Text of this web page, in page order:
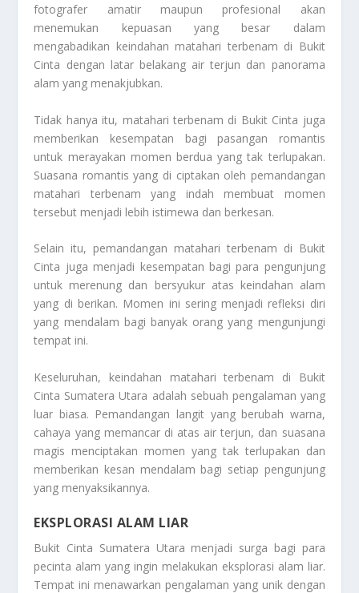
fotografer amatir maupun profesional akan
menemukan kepuasan yang besar dalam
mengabadikan keindahan matahari terbenam di Bukit
Cinta dengan latar belakang air terjun dan panorama
alam yang menakjubkan.
Tidak hanya itu, matahari terbenam di Bukit Cinta juga
memberikan kesempatan bagi pasangan romantis
untuk merayakan momen berdua yang tak terlupakan.
Suasana romantis yang di ciptakan oleh pemandangan
matahari terbenam yang indah membuat momen
tersebut menjadi lebih istimewa dan berkesan.
Selain itu, pemandangan matahari terbenam di Bukit
Cinta juga menjadi kesempatan bagi para pengunjung
untuk merenung dan bersyukur atas keindahan alam
yang di berikan. Momen ini sering menjadi refleksi diri
yang mendalam bagi banyak orang yang mengunjungi
tempat ini.
Keseluruhan, keindahan matahari terbenam di Bukit
Cinta Sumatera Utara adalah sebuah pengalaman yang
luar biasa. Pemandangan langit yang berubah warna,
cahaya yang memancar di atas air terjun, dan suasana
magis menciptakan momen yang tak terlupakan dan
memberikan kesan mendalam bagi setiap pengunjung
yang menyaksikannya.
EKSPLORASI ALAM LIAR
Bukit Cinta Sumatera Utara menjadi surga bagi para
pecinta alam yang ingin melakukan eksplorasi alam liar.
Tempat ini menawarkan pengalaman yang unik dengan